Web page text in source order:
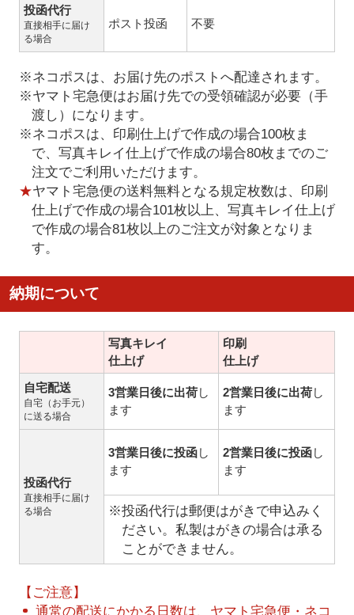
投函代行
直接相手に届け
る場合
ポスト投函 不要
※ネコポスは、お届け先のポストへ配達されます。
※ヤマト宅急便はお届け先での受領確認が必要（手
渡し）になります。
※ネコポスは、印刷仕上げで作成の場合100枚ま
で、写真キレイ仕上げで作成の場合80枚までのご
注文でご利用いただけます。
★ヤマト宅急便の送料無料となる規定枚数は、印刷
仕上げで作成の場合101枚以上、写真キレイ仕上げ
で作成の場合81枚以上のご注文が対象となりま
す。
納期について
写真キレイ
仕上げ
印刷
仕上げ
自宅配送
自宅（お手元）
に送る場合
3営業日後に出荷し
ます
2営業日後に出荷し
ます
投函代行
直接相手に届け
る場合
3営業日後に投函し
ます
2営業日後に投函し
ます
※投函代行は郵便はがきで申込みく
ださい。私製はがきの場合は承る
ことができません。
【ご注意】
通常の配送にかかる日数は、ヤマト宅急便・ネコ